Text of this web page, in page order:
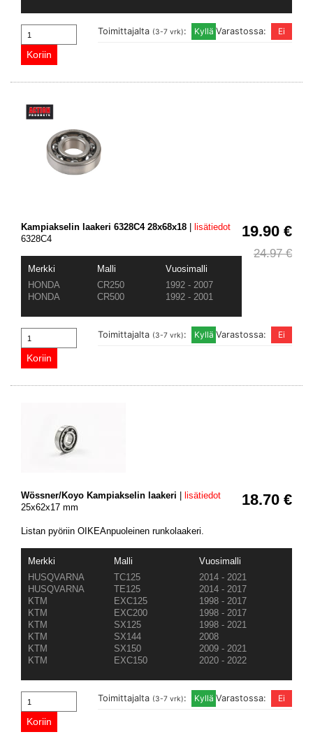
Varastossa:
Toimittajalta (3-7 vrk):
19.90 €
24.97 €
Kampiakselin laakeri 6328C4 28x68x18
lisätiedot
6328C4
Merkki Malli
Vuosimalli
HONDA
CR250
1992 - 2007
HONDA
CR500 1992 - 2001
Varastossa:
Toimittajalta (3-7 vrk):
18.70 €
Wössner/Koyo Kampiakselin laakeri
lisätiedot
25x62x17 mm
Listan pyöriin OIKEAnpuoleinen runkolaakeri.
Merkki Malli
Vuosimalli
HUSQVARNA
TC125
2014 - 2021
HUSQVARNA
TE125
2014 - 2017
KTM
EXC125
1998 - 2017
KTM
EXC200
1998 - 2017
KTM
SX125
1998 - 2021
KTM
SX144
2008
KTM
SX150
2009 - 2021
KTM
EXC150 2020 - 2022
Varastossa:
Toimittajalta (3-7 vrk):